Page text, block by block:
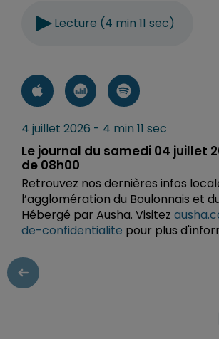
Lecture (4 min 11 sec)
4 juillet 2026 - 4 min 11 sec
Le journal du samedi 04 juillet
de 08h00
Retrouvez nos dernières infos
l’agglomération du Boulonnais et
Hébergé par Ausha. Visitez
de-confidentialite pour plus